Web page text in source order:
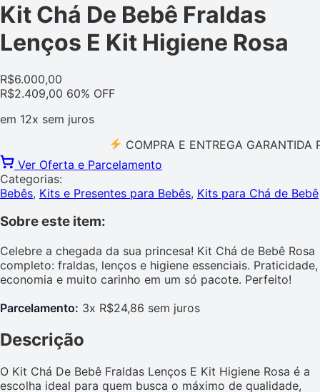
Kit Chá De Bebê Fraldas
Lenços E Kit Higiene Rosa
R$6.000,00
R$2.409,00 60% OFF
em 12x sem juros
COMPRA E ENTREGA GARANTIDA PELO
Ver Oferta e Parcelamento
Categorias:
Bebês, Kits e Presentes para Bebês, Kits para Chá de Bebê
Sobre este item:
Celebre a chegada da sua princesa! Kit Chá de Bebê Rosa
completo: fraldas, lenços e higiene essenciais. Praticidade,
economia e muito carinho em um só pacote. Perfeito!
Parcelamento: 3x R$24,86 sem juros
Descrição
O Kit Chá De Bebê Fraldas Lenços E Kit Higiene Rosa é a
escolha ideal para quem busca o máximo de qualidade,